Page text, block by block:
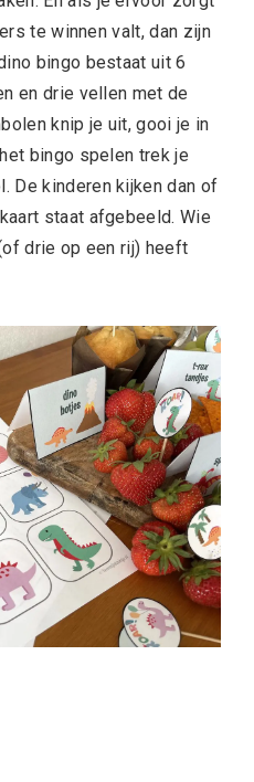
te winnen valt, dan zijn
bingo bestaat uit 6
en drie vellen met de
knip je uit, gooi je in
bingo spelen trek je
De kinderen kijken dan of
staat afgebeeld. Wie
drie op een rij) heeft